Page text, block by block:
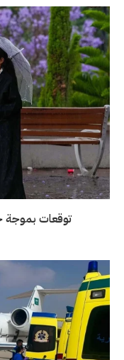
توقعات بموجة